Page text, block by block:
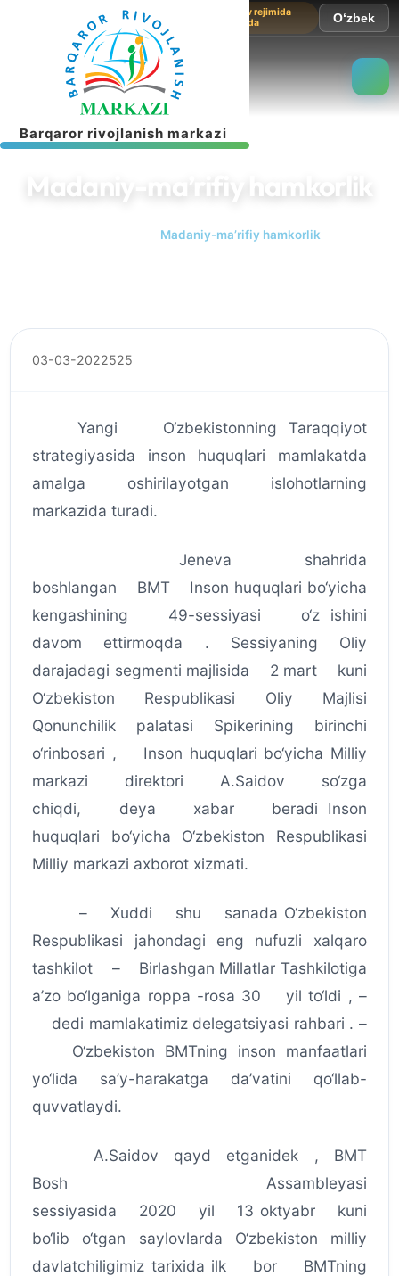
Barqaror rivojlanish markazi
Sayt sinov rejimida
ishlamoqda
O‘zbek
Madaniy-ma’rifiy hamkorlik
Madaniy-ma’rifiy hamkorlik
03-03-2022525
Yangi O‘zbekistonning Taraqqiyot
strategiyasida inson huquqlari mamlakatda
amalga oshirilayotgan islohotlarning
markazida turadi.
Jeneva shahrida
boshlangan BMT Inson huquqlari bo‘yicha
kengashining 49-sessiyasi o‘z ishini
davom ettirmoqda . Sessiyaning Oliy
darajadagi segmenti majlisida 2 mart kuni
O‘zbekiston Respublikasi Oliy Majlisi
Qonunchilik palatasi Spikerining birinchi
o‘rinbosari , Inson huquqlari bo‘yicha Milliy
markazi direktori A.Saidov so‘zga
chiqdi, deya xabar beradi Inson
huquqlari bo‘yicha O‘zbekiston Respublikasi
Milliy markazi axborot xizmati.
– Xuddi shu sanada O‘zbekiston
Respublikasi jahondagi eng nufuzli xalqaro
tashkilot – Birlashgan Millatlar Tashkilotiga
a’zo bo‘lganiga roppa -rosa 30 yil to‘ldi , –
dedi mamlakatimiz delegatsiyasi rahbari . –
O‘zbekiston BMTning inson manfaatlari
yo‘lida sa’y-harakatga da’vatini qo‘llab-
quvvatlaydi.
A.Saidov qayd etganidek , BMT
Bosh Assambleyasi
sessiyasida 2020 yil 13 oktyabr kuni
bo‘lib o‘tgan saylovlarda O‘zbekiston milliy
davlatchiligimiz tarixida ilk bor BMTning